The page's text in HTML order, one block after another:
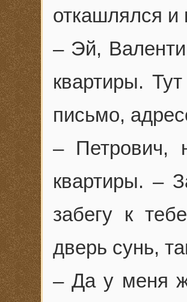
откашлялся и
– Эй,
квартиры.
письмо,
– Петрович,
квартиры. –
забегу к
дверь сунь,
– Да у меня